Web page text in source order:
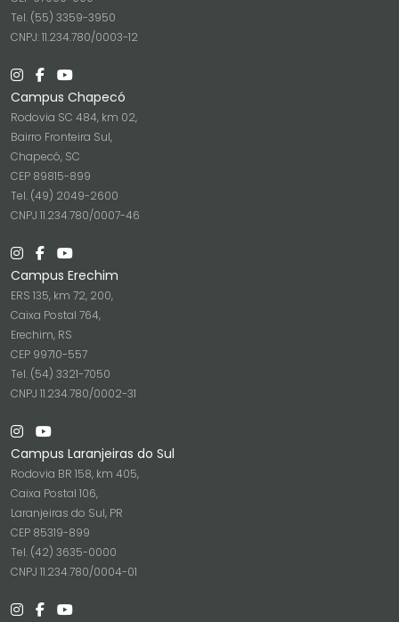
Tel. (55) 3359-3950
CNPJ: 11.234.780/0003-12
Campus Chapecó
Rodovia SC 484, km 02,
Bairro Fronteira Sul,
Chapecó, SC
CEP 89815-899
Tel. (49) 2049-2600
CNPJ 11.234.780/0007-46
Campus Erechim
ERS 135, km 72, 200,
Caixa Postal 764,
Erechim, RS
CEP 99710-557
Tel. (54) 3321-7050
CNPJ 11.234.780/0002-31
Campus Laranjeiras do Sul
Rodovia BR 158, km 405,
Caixa Postal 106,
Laranjeiras do Sul, PR
CEP 85319-899
Tel. (42) 3635-0000
CNPJ 11.234.780/0004-01